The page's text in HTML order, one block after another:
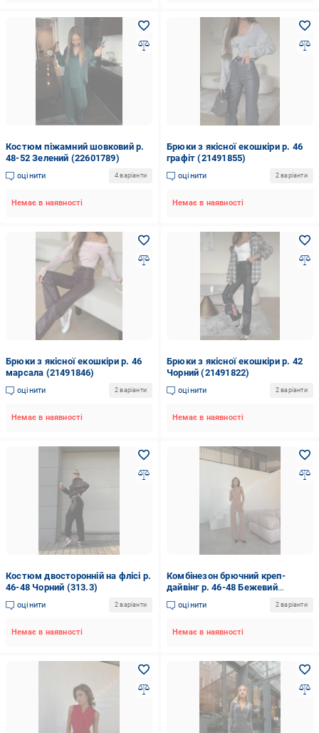
Костюм піжамний шовковий р.
48-52 Зелений (22601789)
оцінити 4 варіанти
Немає в наявності
Брюки з якісної екошкіри р. 46
графіт (21491855)
оцінити 2 варіанти
Немає в наявності
Брюки з якісної екошкіри р. 46
марсала (21491846)
оцінити 2 варіанти
Немає в наявності
Брюки з якісної екошкіри р. 42
Чорний (21491822)
оцінити 2 варіанти
Немає в наявності
Костюм двосторонній на флісі р.
46-48 Чорний (313.3)
оцінити 2 варіанти
Немає в наявності
Комбінезон брючний креп-
дайвінг р. 46-48 Бежевий
(Мод.738.5)
оцінити 2 варіанти
Немає в наявності